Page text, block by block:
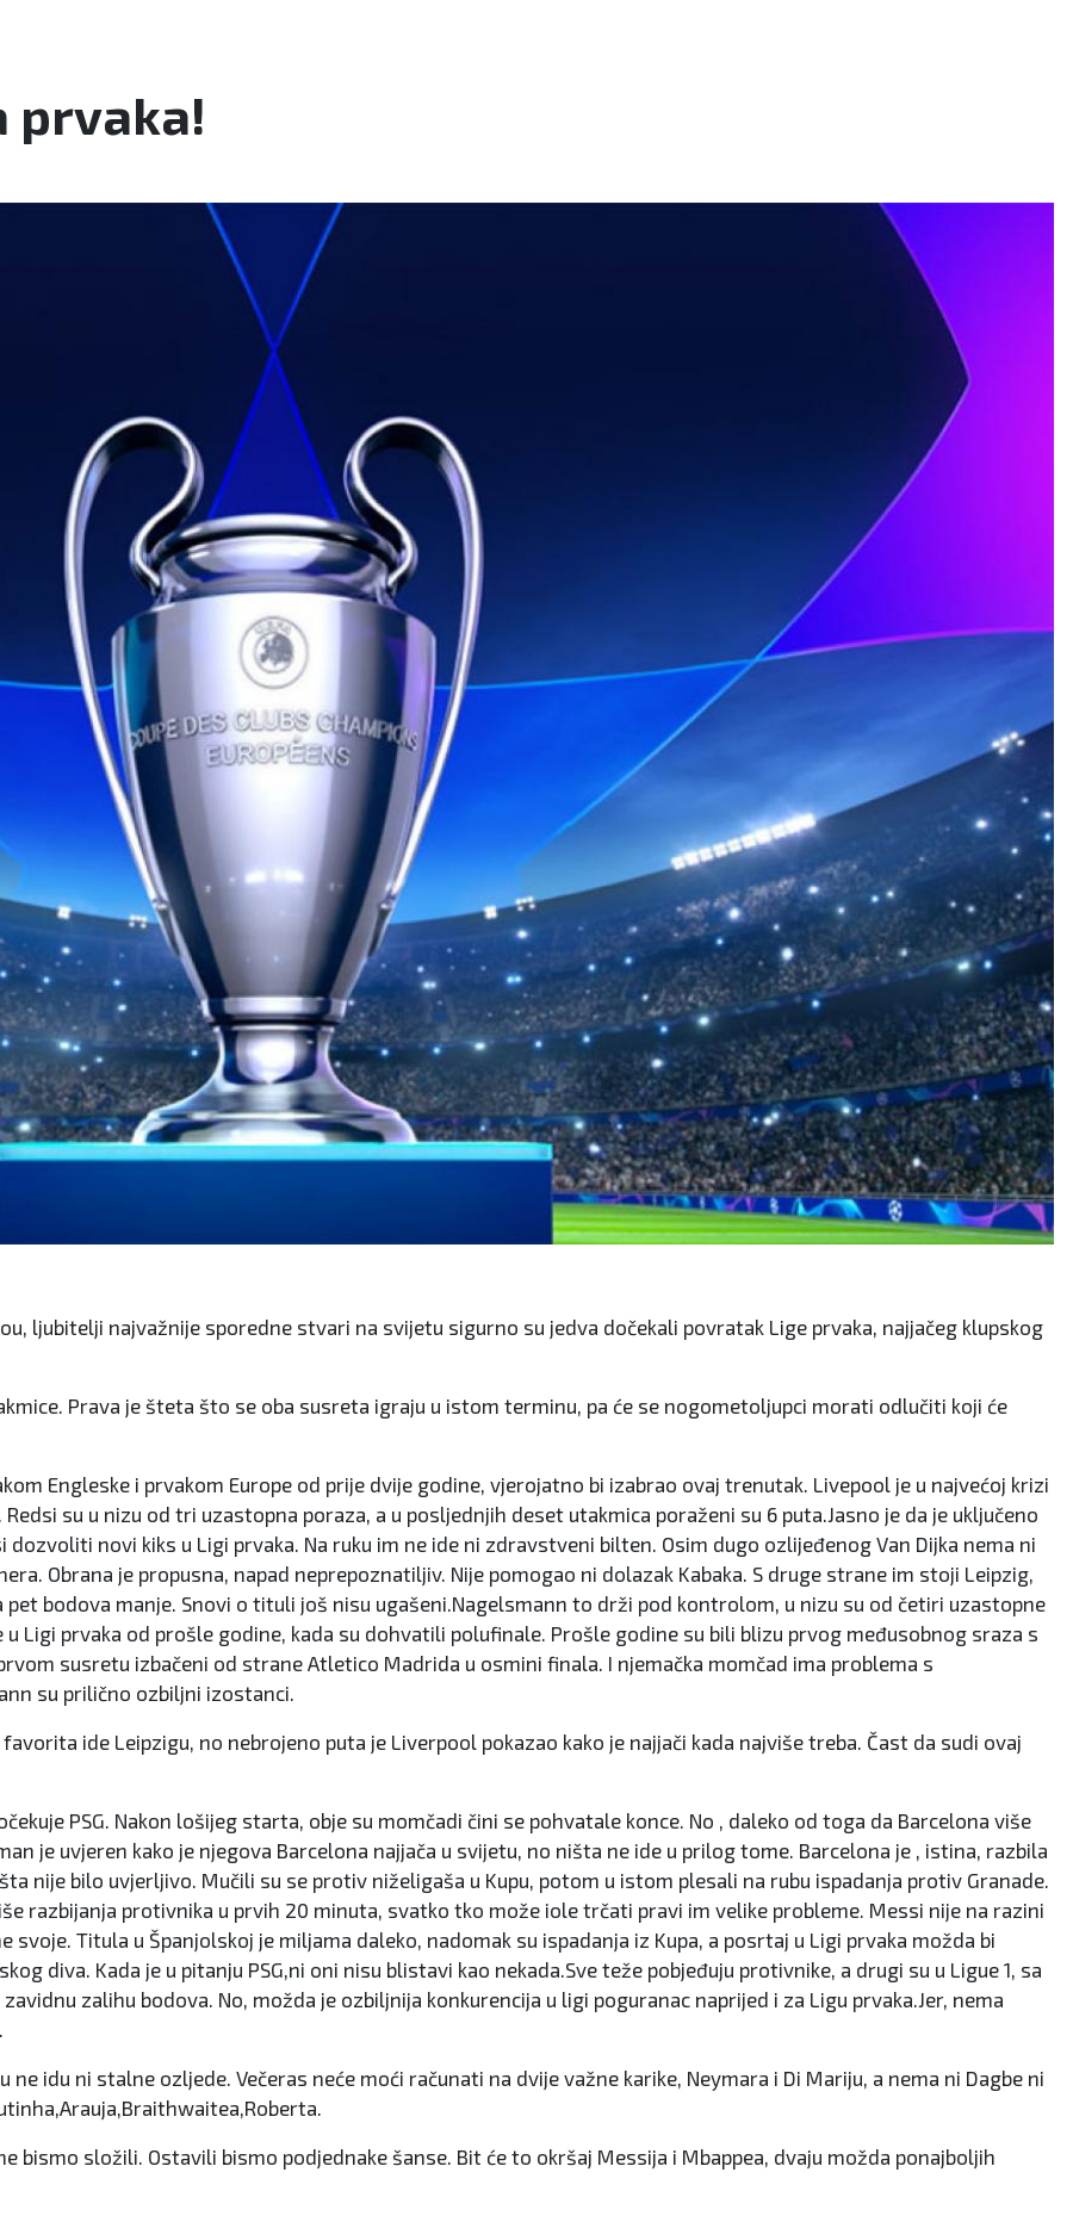
prvaka!
ljubitelji najvažnije sporedne stvari na svijetu sigurno su jedva dočekali povratak Lige prvaka, najjačeg klupskog
Prava je šteta što se oba susreta igraju u istom terminu, pa će se nogometoljupci morati odlučiti koji će
Engleske i prvakom Europe od prije dvije godine, vjerojatno bi izabrao ovaj trenutak. Livepool je u najvećoj krizi
su u nizu od tri uzastopna poraza, a u posljednjih deset utakmica poraženi su 6 puta.Jasno je da je uključeno
novi kiks u Ligi prvaka. Na ruku im ne ide ni zdravstveni bilten. Osim dugo ozlijeđenog Van Dijka nema ni
Obrana je propusna, napad neprepoznatiljiv. Nije pomogao ni dolazak Kabaka. S druge strane im stoji Leipzig,
bodova manje. Snovi o tituli još nisu ugašeni.Nagelsmann to drži pod kontrolom, u nizu su od četiri uzastopne
Ligi prvaka od prošle godine, kada su dohvatili polufinale. Prošle godine su bili blizu prvog međusobnog sraza s
susretu izbačeni od strane Atletico Madrida u osmini finala. I njemačka momčad ima problema s
su prilično ozbiljni izostanci.
ide Leipzigu, no nebrojeno puta je Liverpool pokazao kako je najjači kada najviše treba. Čast da sudi ovaj
PSG. Nakon lošijeg starta, obje su momčadi čini se pohvatale konce. No , daleko od toga da Barcelona više
je uvjeren kako je njegova Barcelona najjača u svijetu, no ništa ne ide u prilog tome. Barcelona je , istina, razbila
nije bilo uvjerljivo. Mučili su se protiv niželigaša u Kupu, potom u istom plesali na rubu ispadanja protiv Granade.
razbijanja protivnika u prvih 20 minuta, svatko tko može iole trčati pravi im velike probleme. Messi nije na razini
Titula u Španjolskoj je miljama daleko, nadomak su ispadanja iz Kupa, a posrtaj u Ligi prvaka možda bi
diva. Kada je u pitanju PSG,ni oni nisu blistavi kao nekada.Sve teže pobjeđuju protivnike, a drugi su u Ligue 1, sa
zalihu bodova. No, možda je ozbiljnija konkurencija u ligi poguranac naprijed i za Ligu prvaka.Jer, nema
idu ni stalne ozljede. Večeras neće moći računati na dvije važne karike, Neymara i Di Mariju, a nema ni Dagbe ni
bismo složili. Ostavili bismo podjednake šanse. Bit će to okršaj Messija i Mbappea, dvaju možda ponajboljih